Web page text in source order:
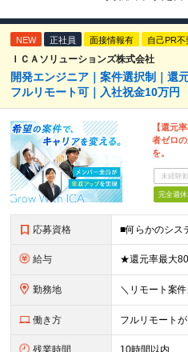
NEW 正社員 面接情報有 自己PR不
ＩＣＡソリューションズ株式会社
開発エンジニア｜案件選択制｜還
フルリモート可｜入社祝金10万円
【還元
者ゼロ
を。
未経験
完全週休
応募資格
給与
勤務地
働き方 フルリモート
残業時間 10時間以内